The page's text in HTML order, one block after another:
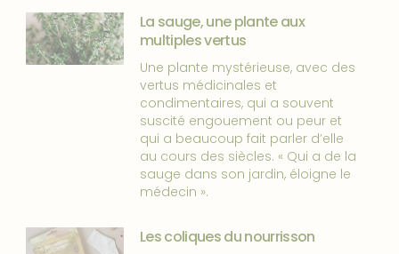
La sauge, une plante aux
multiples vertus
Une plante mystérieuse, avec des
vertus médicinales et
condimentaires, qui a souvent
suscité engouement ou peur et
qui a beaucoup fait parler d’elle
au cours des siècles. « Qui a de la
sauge dans son jardin, éloigne le
médecin ».
Les coliques du nourrisson